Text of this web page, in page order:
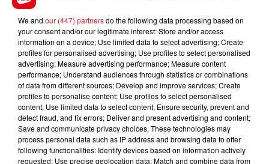
8 août 2026
GAGNEZ VOS ENTRÉES JOUR AU CENTER
PARCS DU LAC D'AILETTE !
LES PODCASTS
We and our (447) partnersdo the following data processing based on
your consent and/or our legitimate interest: Store and/or access
information on a device; Use limited data to select advertising; Create
profiles for personalised advertising; Use profiles to select personalised
advertising; Measure advertising performance; Measure content
performance; Understand audiences through statistics or combinations
of data from different sources; Develop and improve services; Create
profiles to personalise content; Use profiles to select personalised
content; Use limited data to select content; Ensure security, prevent and
detect fraud, and fix errors; Deliver and present advertising and content;
Save and communicate privacy choices. These technologies may
process personal data such as IP address and browsing data to offer
following functionalities: Identify devices based on information actively
requested; Use precise geolocation data; Match and combine data from